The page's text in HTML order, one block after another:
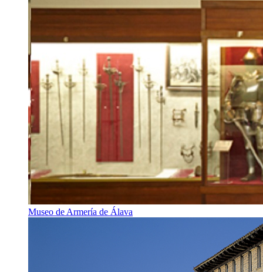
Museo de Armería de Álava